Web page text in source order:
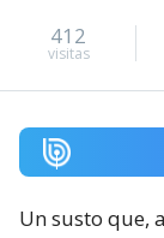
412
visitas
Un susto que,